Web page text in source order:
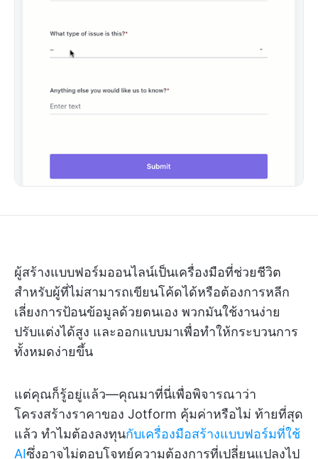
ผู้สร้างแบบฟอร์มออนไลน์เป็นเครื่องมือที่ช่วยชีวิต
สำหรับผู้ที่ไม่สามารถเขียนโค้ดได้หรือต้องการหลีก
เลี่ยงการป้อนข้อมูลด้วยตนเอง พวกมันใช้งานง่าย
ปรับแต่งได้สูง และออกแบบมาเพื่อทำให้กระบวนการ
ทั้งหมดง่ายขึ้น
แต่คุณก็รู้อยู่แล้ว—คุณมาที่นี่เพื่อพิจารณาว่า
โครงสร้างราคาของ Jotform คุ้มค่าหรือไม่ ท้ายที่สุด
แล้ว ทำไมต้องลงทุนกับเครื่องมือสร้างแบบฟอร์มที่ใช้
AIซึ่งอาจไม่ตอบโจทย์ความต้องการที่เปลี่ยนแปลงไป